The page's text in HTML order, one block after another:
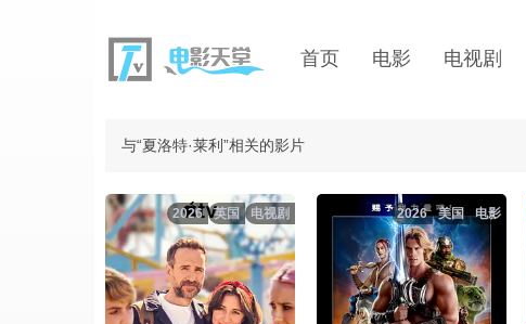
首页 电影 电视剧
与“夏洛特·莱利”相关的影片
电视剧
英国
2026 电影
美国
2026